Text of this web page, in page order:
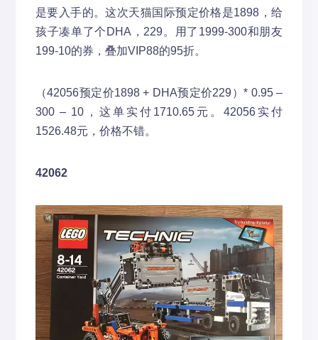
是要入手的。这次天猫国际预定价格是1898，给
孩子凑单了个DHA，229。用了1999-300和朋友
199-10的券，叠加VIP88的95折。
（42056预定价1898 + DHA预定价229）* 0.95 –
300 – 10，这单实付1710.65元。42056实付
1526.48元，价格不错。
42062